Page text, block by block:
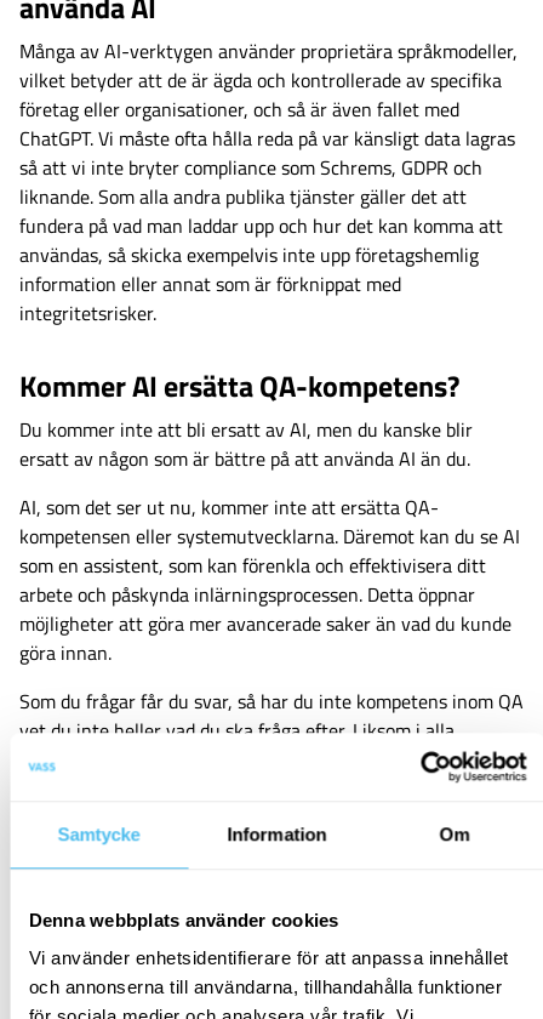
Samtycke Information Om
Denna webbplats använder cookies
Vi använder enhetsidentifierare för att anpassa innehållet
och annonserna till användarna, tillhandahålla funktioner
Många av AI-verktygen använder proprietära språkmodeller,
vilket betyder att de är ägda och kontrollerade av specifika
företag eller organisationer, och så är även fallet med
ChatGPT. Vi måste ofta hålla reda på var känsligt data lagras
så att vi inte bryter compliance som Schrems, GDPR och
liknande. Som alla andra publika tjänster gäller det att
fundera på vad man laddar upp och hur det kan komma att
användas, så skicka exempelvis inte upp företagshemlig
information eller annat som är förknippat med
integritetsrisker.
Kommer AI ersätta QA-kompetens?
Du kommer inte att bli ersatt av AI, men du kanske blir
ersatt av någon som är bättre på att använda AI än du.
AI, som det ser ut nu, kommer inte att ersätta QA-
kompetensen eller systemutvecklarna. Däremot kan du se AI
som en assistent, som kan förenkla och effektivisera ditt
arbete och påskynda inlärningsprocessen. Detta öppnar
möjligheter att göra mer avancerade saker än vad du kunde
göra innan.
Som du frågar får du svar, så har du inte kompetens inom QA
vet du inte heller vad du ska fråga efter. Liksom i alla
modeller som finns idag så finns det fel i svaren som
genereras, vilket innebär att du måste ha koll på vad du vill
verifiera att svaren som genereras faktisk är korrekta.
att lösa problem, vara kreativa, och tänka utanför boxen.
Men för tydliga problem så är ChatGTP en möjliggörare som
snabbt skapar planer, scenarios, kod eller liknande som gör
att du kan komma vidare och inte fastna i detaljer. Det är